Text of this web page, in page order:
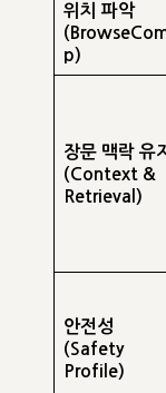
위치 파악
p)
장문 맥락 유
(Context &
Retrieval)
안전성
(Safety
Profile)